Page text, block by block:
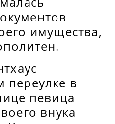
имущества,
переулке в
певица
внука